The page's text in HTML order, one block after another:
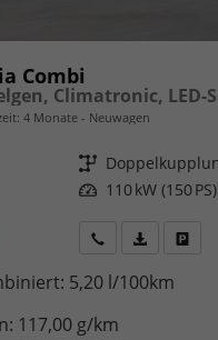
Combi
4 Monate Neuwagen
Getriebe
Leistung 110 kW (150 PS)
anfordern
Datei,
5,20 l/100km
117,00 g/km